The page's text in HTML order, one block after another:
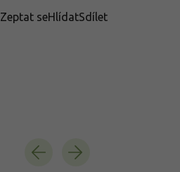
Zeptat seHlídatSdílet